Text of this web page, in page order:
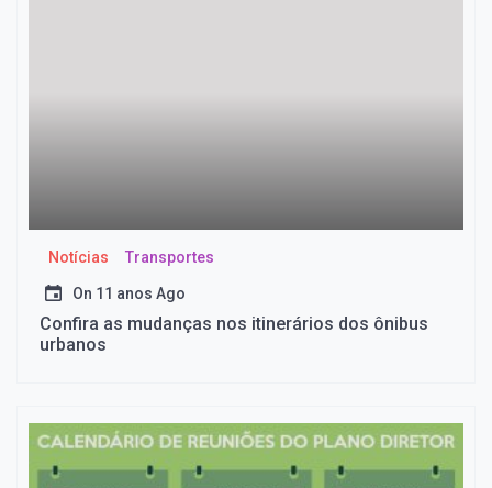
Notícias Transportes
On 11 anos Ago
Confira as mudanças nos itinerários dos ônibus
urbanos